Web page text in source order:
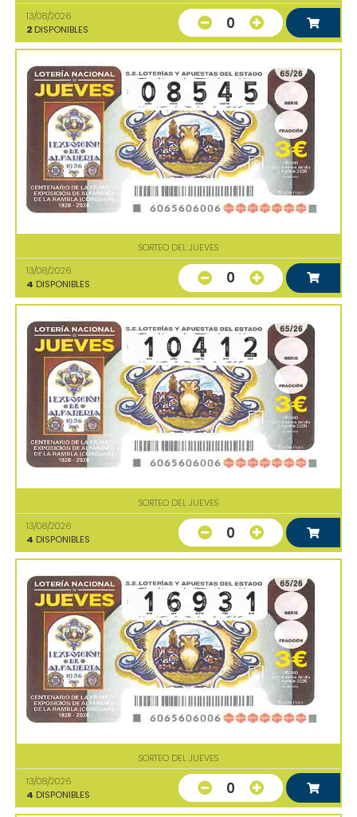
13/08/2026
2 DISPONIBLES 0
SORTEO DEL JUEVES
13/08/2026
4 DISPONIBLES 0
SORTEO DEL JUEVES
13/08/2026
4 DISPONIBLES 0
SORTEO DEL JUEVES
13/08/2026
4 DISPONIBLES 0